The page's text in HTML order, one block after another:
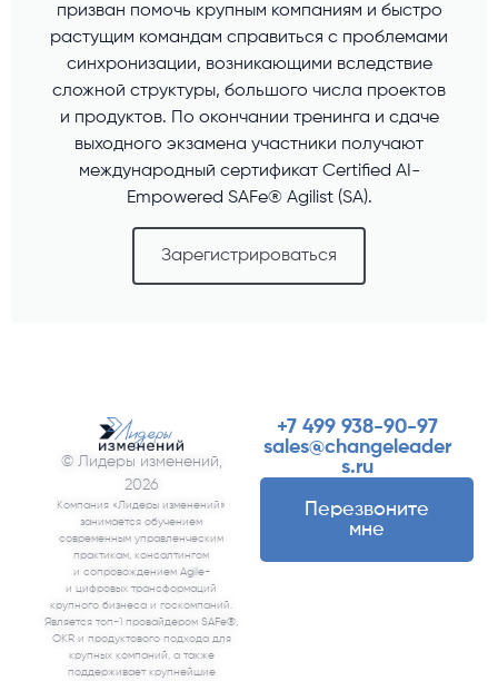
призван помочь крупным компаниям и быстро
растущим командам справиться с проблемами
синхронизации, возникающими вследствие
сложной структуры, большого числа проектов
и продуктов. По окончании тренинга и сдаче
выходного экзамена участники получают
международный сертификат Certified AI-
Empowered SAFe® Agilist (SA).
Зарегистрироваться
© Лидеры изменений,
2026
Компания «‎Лидеры изменений»
занимается обучением
современным управленческим
практикам, консалтингом
и сопровождением Agile-
и цифровых трансформаций
крупного бизнеса и госкомпаний.
Является топ-1 провайдером SAFe®,
OKR и продуктового подхода для
крупных компаний, а также
поддерживает крупнейшие
+7 499 938-90-97
sales@changeleader
s.ru
Перезвоните
мне